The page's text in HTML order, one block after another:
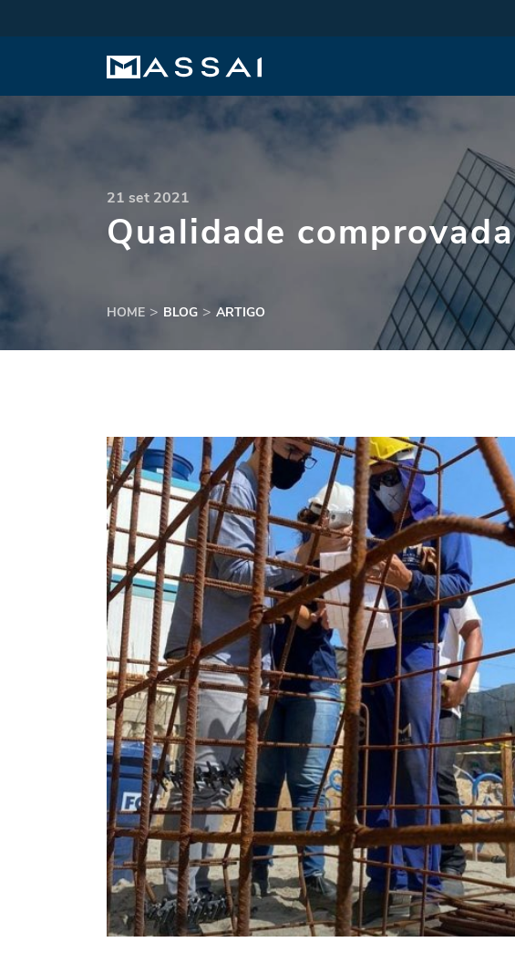
21 set 2021
Qualidade comprovada
HOME BLOG ARTIGO